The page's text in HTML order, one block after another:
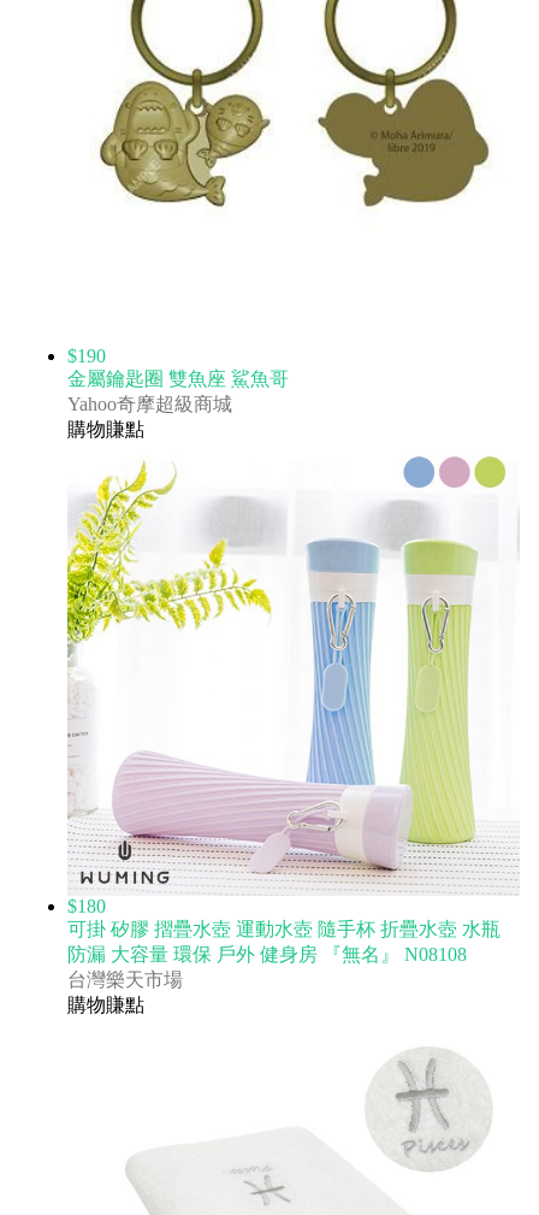
$190
金屬鑰匙圈 雙魚座 鯊魚哥
Yahoo奇摩超級商城
購物賺點
$180
可掛 矽膠 摺疊水壺 運動水壺 隨手杯 折疊水壺 水瓶
防漏 大容量 環保 戶外 健身房 『無名』 N08108
台灣樂天市場
購物賺點